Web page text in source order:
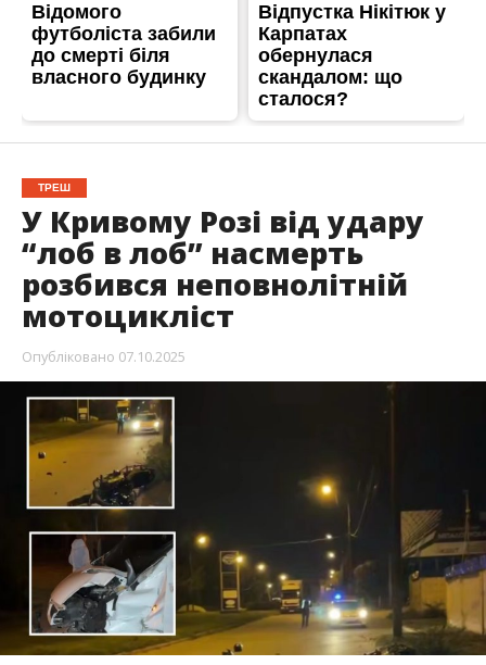
ТРЕШ
У Кривому Розі від удару
“лоб в лоб” насмерть
розбився неповнолітній
мотоцикліст
Опубліковано 07.10.2025